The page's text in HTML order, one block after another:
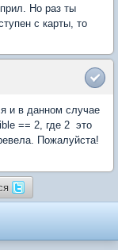
Но раз ты
с карты, то
и в данном случае
== 2, где 2  это
Пожалуйста!